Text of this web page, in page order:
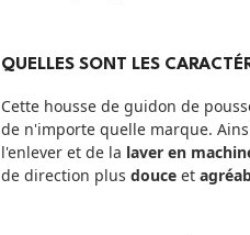
QUELLES SONT LES
Cette housse de guidon de
de n'importe quelle marque.
l'enlever et de la laver en
de direction plus douce et